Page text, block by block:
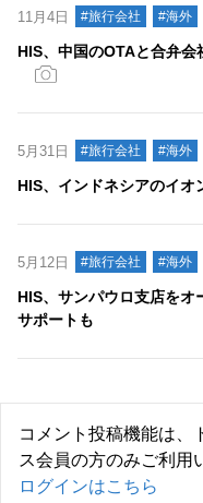
11月4日 #旅行会社 #海外
HIS、中国のOTAと合弁
5月31日 #旅行会社 #海外
HIS、インドネシアのイオ
5月12日 #旅行会社 #海外
HIS、サンパウロ支店を
サポートも
コメント投稿機能は、
ス会員の方のみご利用
ログインはこちら